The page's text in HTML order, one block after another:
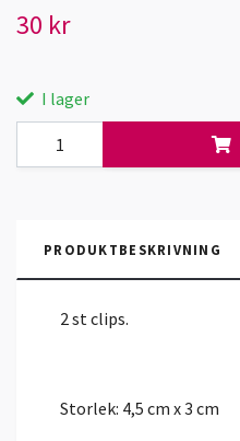
30 kr
I lager
PRODUKTBESKRIVNING
2 st clips.
Storlek: 4,5 cm x 3 cm